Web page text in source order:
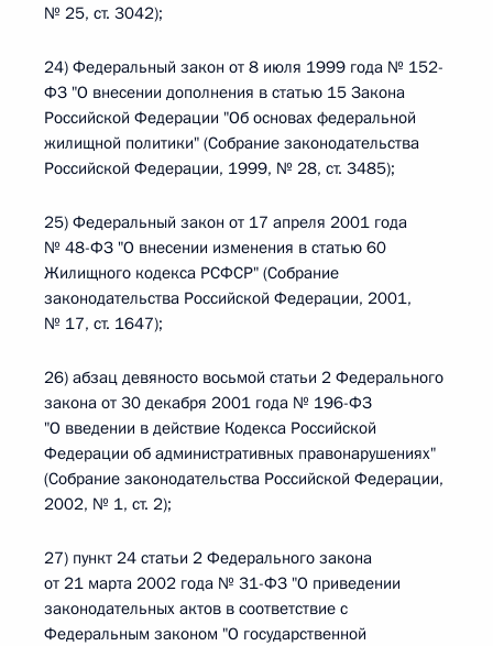
№ 25, ст. 3042);
24) Федеральный закон от 8 июля 1999 года № 152-
ФЗ "О внесении дополнения в статью 15 Закона
Российской Федерации "Об основах федеральной
жилищной политики" (Собрание законодательства
Российской Федерации, 1999, № 28, ст. 3485);
25) Федеральный закон от 17 апреля 2001 года
№ 48-ФЗ "О внесении изменения в статью 60
Жилищного кодекса РСФСР" (Собрание
законодательства Российской Федерации, 2001,
№ 17, ст. 1647);
26) абзац девяносто восьмой статьи 2 Федерального
закона от 30 декабря 2001 года № 196-ФЗ
"О введении в действие Кодекса Российской
Федерации об административных правонарушениях"
(Собрание законодательства Российской Федерации,
2002, № 1, ст. 2);
27) пункт 24 статьи 2 Федерального закона
от 21 марта 2002 года № 31-ФЗ "О приведении
законодательных актов в соответствие с
Федеральным законом "О государственной